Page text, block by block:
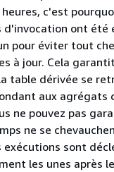
c'est
d'invocation ont été
pour éviter tout
à jour. Cela
table dérivée se
aux agrégats
ne pouvez pas
ne se
exécutions sont
les unes après